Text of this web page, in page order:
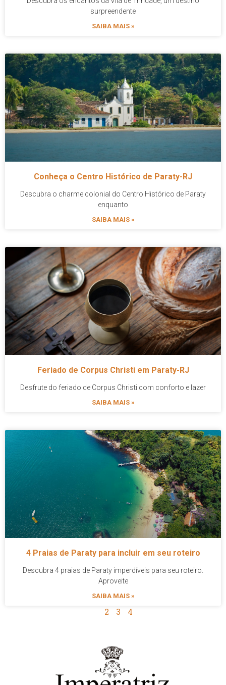
surpreendente
SAIBA MAIS »
Conheça o Centro Histórico de Paraty-RJ
Descubra o charme colonial do Centro Histórico de Paraty
enquanto
SAIBA MAIS »
Feriado de Corpus Christi em Paraty-RJ
Desfrute do feriado de Corpus Christi com conforto e lazer
SAIBA MAIS »
4 Praias de Paraty para incluir em seu roteiro
Descubra 4 praias de Paraty imperdíveis para seu roteiro.
Aproveite
SAIBA MAIS »
2 3 4